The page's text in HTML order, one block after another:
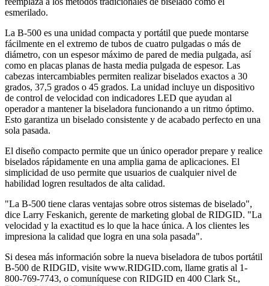
esmerilado.
La B-500 es una unidad compacta y portátil que puede montarse
fácilmente en el extremo de tubos de cuatro pulgadas o más de
diámetro, con un espesor máximo de pared de media pulgada, así
como en placas planas de hasta media pulgada de espesor. Las
cabezas intercambiables permiten realizar biselados exactos a 30
grados, 37,5 grados o 45 grados. La unidad incluye un dispositivo
de control de velocidad con indicadores LED que ayudan al
operador a mantener la biseladora funcionando a un ritmo óptimo.
Esto garantiza un biselado consistente y de acabado perfecto en una
sola pasada.
El diseño compacto permite que un único operador prepare y realice
biselados rápidamente en una amplia gama de aplicaciones. El
simplicidad de uso permite que usuarios de cualquier nivel de
habilidad logren resultados de alta calidad.
"La B-500 tiene claras ventajas sobre otros sistemas de biselado",
dice Larry Feskanich, gerente de marketing global de RIDGID. "La
velocidad y la exactitud es lo que la hace única. A los clientes les
impresiona la calidad que logra en una sola pasada".
Si desea más información sobre la nueva biseladora de tubos portátil
B-500 de RIDGID, visite www.RIDGID.com, llame gratis al 1-
800-769-7743, o comuníquese con RIDGID en 400 Clark St.,